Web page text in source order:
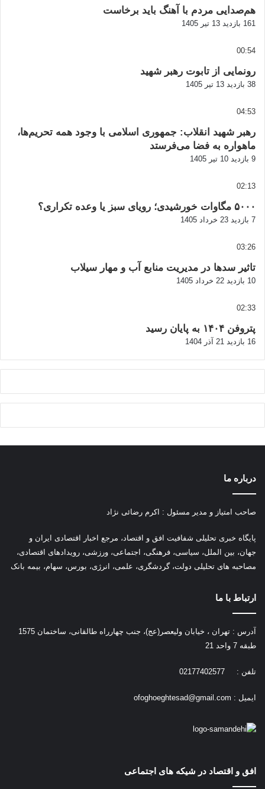
هم‌صدایی مردم با آهنگ باید برخاست
161 بازدید 13 تیر 1405
00:54
رونمایی از تابوت رهبر شهید
38 بازدید 13 تیر 1405
04:53
رهبر شهید انقلاب: جمهوری اسلامی با وجود همه تحریم‌ها،
ماهواره به فضا می‌فرستد
9 بازدید 10 تیر 1405
02:13
۵۰۰۰ مگاوات خورشیدی؛ رویای سبز یا وعده تکراری؟
7 بازدید 23 خرداد 1405
03:26
تاثیر سدها در مدیریت منابع آب و مهار سیلاب
10 بازدید 22 خرداد 1405
02:33
پتروفن ۱۴۰۴ به پایان رسید
16 بازدید 21 آذر 1404
درباره ما
صاحب امتیاز و مدیر مسئول : اکرم رضائی نژاد
پایگاه خبری تحلیلی شفافیت افق و اقتصاد، مرجع اخبار اقتصادی ایران و
جهان، بین الملل، سیاسی، فرهنگی، اجتماعی، ورزشی، رویدادهای اقتصادی،
مصاحبه های تحلیلی دولت، گردشگری، علمی، انرژی، بورس، سهام، بیمه بانک
ارتباط با ما
آدرس : تهران ، خیابان ولیعصر(عج)، جنب چهارراه طالقانی، ساختمان 1575
طبقه 7 واحد 21
تلفن : 02177402577
ایمیل : ofoghoeghtesad@gmail.com
افق و اقتصاد در شیکه های اجتماعی